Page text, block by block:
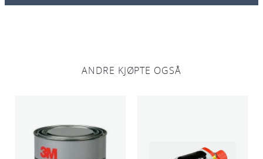
ANDRE KJØPTE OGSÅ